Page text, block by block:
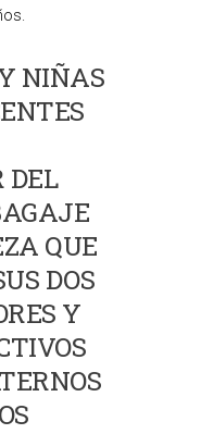
NIÑAS
DEL
QUE
DOS
Y